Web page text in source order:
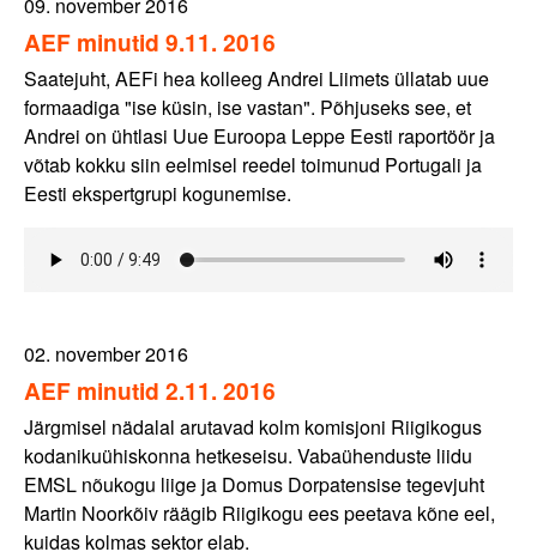
09. november 2016
AEF minutid 9.11. 2016
Saatejuht, AEFi hea kolleeg Andrei Liimets üllatab uue
formaadiga "ise küsin, ise vastan". Põhjuseks see, et
Andrei on ühtlasi Uue Euroopa Leppe Eesti raportöör ja
võtab kokku siin eelmisel reedel toimunud Portugali ja
Eesti ekspertgrupi kogunemise.
02. november 2016
AEF minutid 2.11. 2016
Järgmisel nädalal arutavad kolm komisjoni Riigikogus
kodanikuühiskonna hetkeseisu. Vabaühenduste liidu
EMSL nõukogu liige ja Domus Dorpatensise tegevjuht
Martin Noorkõiv räägib Riigikogu ees peetava kõne eel,
kuidas kolmas sektor elab.